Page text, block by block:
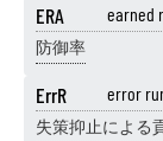
ERA earned
防御率
ErrR error
失策抑止による